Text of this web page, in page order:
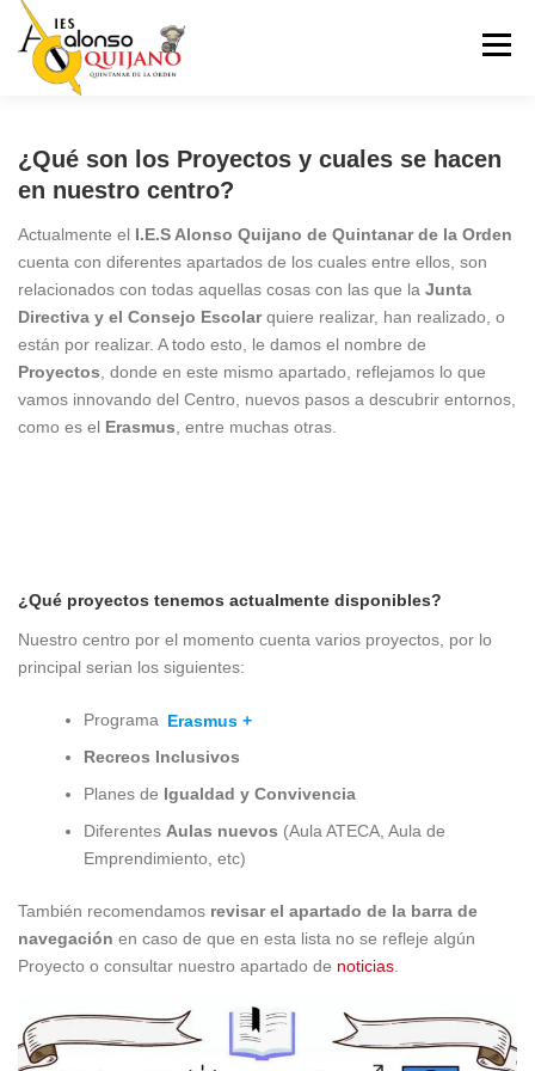
Saltar
contenido
Menú
ENSEÑANZAS ERASMUS+ PROYECTOS
SECRETARIA ACTIVIDADES EXTRAESCOLARES
REDES SOCIALES
¿Qué son los Proyectos y cuales se hacen
en nuestro centro?
Actualmente el I.E.S Alonso Quijano de Quintanar de la Orden
cuenta con diferentes apartados de los cuales entre ellos, son
relacionados con todas aquellas cosas con las que la Junta
Directiva y el Consejo Escolarquiere realizar, han realizado, o
están por realizar. A todo esto, le damos el nombre de
Proyectos , donde en este mismo apartado, reflejamos lo que
vamos innovando del Centro, nuevos pasos a descubrir entornos,
como es el Erasmus , entre muchas otras.
¿Qué proyectos tenemos actualmente disponibles?
Nuestro centro por el momento cuenta varios proyectos, por lo
principal serian los siguientes:
Programa Erasmus +
Recreos Inclusivos
Planes de Igualdad y Convivencia
Diferentes Aulas nuevos (Aula ATECA, Aula de
Emprendimiento, etc)
También recomendamos revisar el apartado de la barra de
navegación en caso de que en esta lista no se refleje algún
Proyecto o consultar nuestro apartado de noticias.